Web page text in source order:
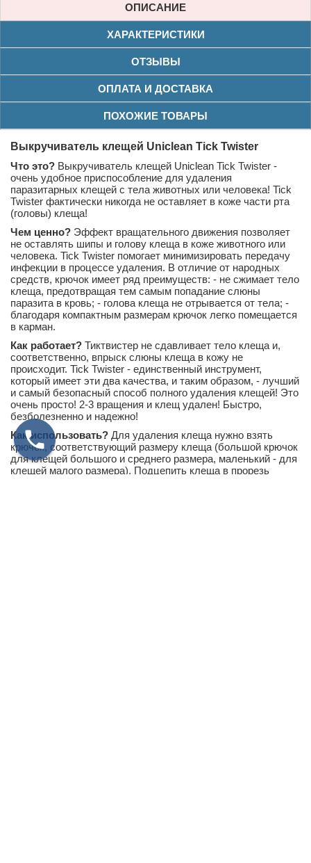
ОПИСАНИЕ
ХАРАКТЕРИСТИКИ
ОТЗЫВЫ
ОПЛАТА И ДОСТАВКА
ПОХОЖИЕ ТОВАРЫ
Выкручиватель клещей Uniclean Tick Twister
Что это? Выкручиватель клещей Uniclean Tick Twister -
очень удобное приспособление для удаления
паразитарных клещей с тела животных или человека! Tick
Twister фактически никогда не оставляет в коже части рта
(головы) клеща!
Чем ценно? Эффект вращательного движения позволяет
не оставлять шипы и голову клеща в коже животного или
человека. Tick Twister помогает минимизировать передачу
инфекции в процессе удаления. В отличие от народных
средств, крючок имеет ряд преимуществ: - не сжимает тело
клеща, предотвращая тем самым попадание слюны
паразита в кровь; - голова клеща не отрывается от тела; -
благодаря компактным размерам крючок легко помещается
в карман.
Как работает? Тиктвистер не сдавливает тело клеща и,
соответственно, впрыск слюны клеща в кожу не
происходит. Tick Twister - единственный инструмент,
который имеет эти два качества, и таким образом, - лучший
и самый безопасный способ полного удаления клещей! Это
очень просто! 2-3 вращения и клещ удален! Быстро,
безболезненно и надежно!
Как использовать? Для удаления клеща нужно взять
крючок, соответствующий размеру клеща (большой крючок
для клещей большого и среднего размера, маленький - для
клещей малого размера). Подцепить клеща в прорезь